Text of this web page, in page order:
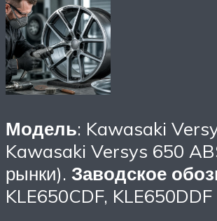
Модель: Kawasaki
Kawasaki Versys 650
рынки). Заводское
KLE650CDF, KLE650DDF